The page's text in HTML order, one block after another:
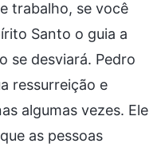
trabalho, se você
Santo o guia a
se desviará. Pedro
ressurreição e
algumas vezes. Ele
as pessoas